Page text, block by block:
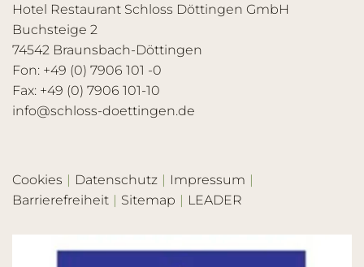
Hotel Restaurant Schloss Döttingen GmbH
Buchsteige 2
74542 Braunsbach-Döttingen
Fon: +49 (0) 7906 101 -0
Fax: +49 (0) 7906 101-10
info@schloss-doettingen.de
Cookies Datenschutz
Impressum
Barrierefreiheit
Sitemap LEADER